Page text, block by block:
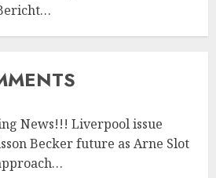
News!!! Liverpool issue
Becker future as Arne Slot